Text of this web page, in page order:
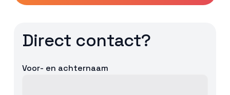
Direct contact?
Voor- en achternaam